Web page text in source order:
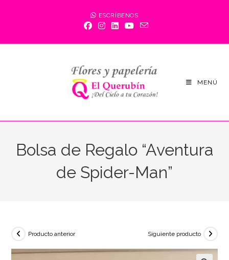
ESCRÍBENOS
MENÚ
Bolsa de Regalo “Aventura
de Spider-Man”
Producto anterior Siguiente producto